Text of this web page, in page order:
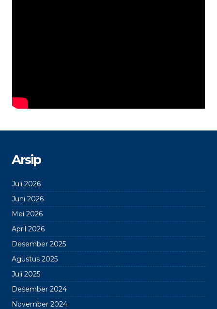
Arsip
Juli 2026
Juni 2026
Mei 2026
April 2026
Desember 2025
Agustus 2025
Juli 2025
Desember 2024
November 2024